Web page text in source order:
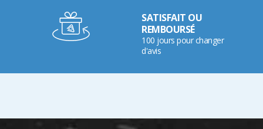
SATISFAIT OU
REMBOURSÉ
100 jours pour changer
d'avis